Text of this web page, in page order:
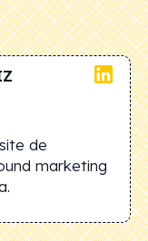
de
marketing